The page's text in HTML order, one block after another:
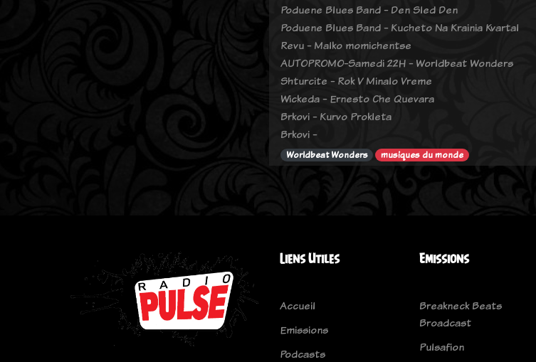
Poduene Blues Band - Den Sled Den
Poduene Blues Band - Kucheto Na Krainia Kvartal
Revu - Malko momichentse
AUTOPROMO-Samedi 22H - Worldbeat Wonders
Shturcite - Rok V Minalo Vreme
Wickeda - Ernesto Che Quevara
Brkovi - Kurvo Prokleta
Brkovi -
Worldbeat Wonders musiques du monde
Liens Utiles
Accueil
Emissions
Podcasts
Emissions
Breakneck Beats
Broadcast
Pulsafion